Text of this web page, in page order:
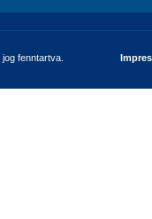
fenntartva.